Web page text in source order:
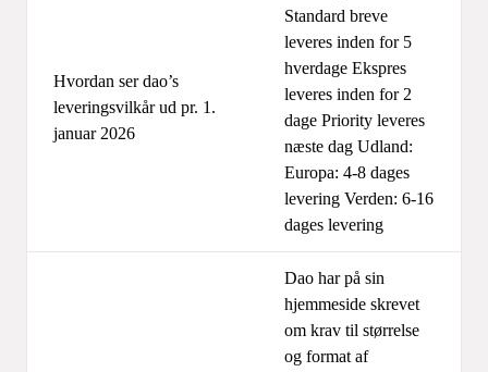
Hvordan ser dao’s
leveringsvilkår ud pr. 1.
januar 2026
Standard breve
leveres inden for 5
hverdage Ekspres
leveres inden for 2
dage Priority leveres
næste dag Udland:
Europa: 4-8 dages
levering Verden: 6-16
dages levering
Dao har på sin
hjemmeside skrevet
om krav til størrelse
og format af